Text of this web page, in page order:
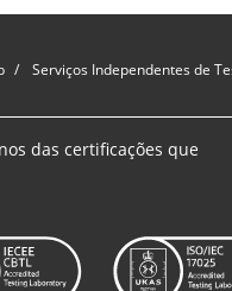
Serviços Independentes de
das certificações que